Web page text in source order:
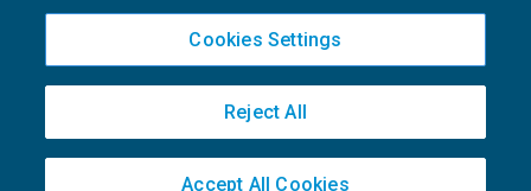
Copyright 2016 ©Gruppo Euroconference S.p.A.v2.32.4
Piazza Luigi Einaudi, 10N01 - 20124 Milano - info@ecnews.it
02776120236
Cookies Settings
Reject All
Accept All Cookies